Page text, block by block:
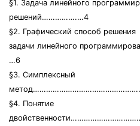
§1. Задача линейного
решений…………….…4
§2. Графический способ решения
задачи линейного
…6
§3. Симплексный
§4. Понятие